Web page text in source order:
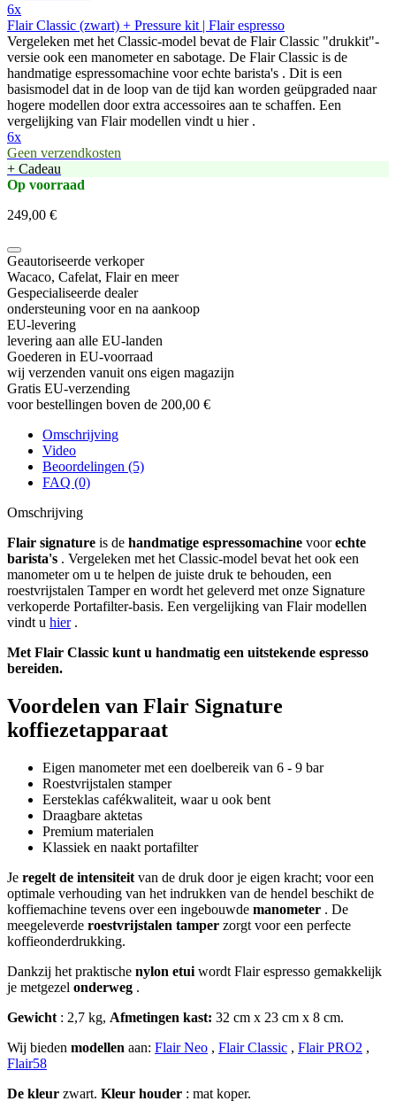
6x
Flair Classic (zwart) + Pressure kit | Flair espresso
Vergeleken met het Classic-model bevat de Flair Classic "drukkit"-
versie ook een manometer en sabotage. De Flair Classic is de
handmatige espressomachine voor echte barista's . Dit is een
basismodel dat in de loop van de tijd kan worden geüpgraded naar
hogere modellen door extra accessoires aan te schaffen. Een
vergelijking van Flair modellen vindt u hier .
6x
Geen verzendkosten
+ Cadeau
Op voorraad
249,00 €
Geautoriseerde verkoper
Wacaco, Cafelat, Flair en meer
Gespecialiseerde dealer
ondersteuning voor en na aankoop
EU-levering
levering aan alle EU-landen
Goederen in EU-voorraad
wij verzenden vanuit ons eigen magazijn
Gratis EU-verzending
voor bestellingen boven de 200,00 €
Omschrijving
Video
Beoordelingen (5)
FAQ (0)
Omschrijving
Flair signature is de handmatige espressomachine voorechte
barista's . Vergeleken met het Classic-model bevat het ook een
manometer om u te helpen de juiste druk te behouden, een
roestvrijstalen Tamper en wordt het geleverd met onze Signature
verkoperde Portafilter-basis. Een vergelijking van Flair modellen
vindt u hier.
Met Flair Classic kunt u handmatig een uitstekende espresso
bereiden.
Voordelen van Flair Signature
koffiezetapparaat
Eigen manometer met een doelbereik van 6 - 9 bar
Roestvrijstalen stamper
Eersteklas cafékwaliteit, waar u ook bent
Draagbare aktetas
Premium materialen
Klassiek en naakt portafilter
Je regelt de intensiteit van de druk door je eigen kracht; voor een
optimale verhouding van het indrukken van de hendel beschikt de
koffiemachine tevens over een ingebouwde manometer . De
meegeleverde roestvrijstalen tamper zorgt voor een perfecte
koffieonderdrukking.
Dankzij het praktische nylon etui wordt Flair espresso gemakkelijk
je metgezel onderweg .
Gewicht : 2,7 kg, Afmetingen kast: 32 cm x 23 cm x 8 cm.
Wij bieden modellen aan: Flair Neo , Flair Classic , Flair PRO2 ,
Flair58
De kleur zwart. Kleur houder : mat koper.